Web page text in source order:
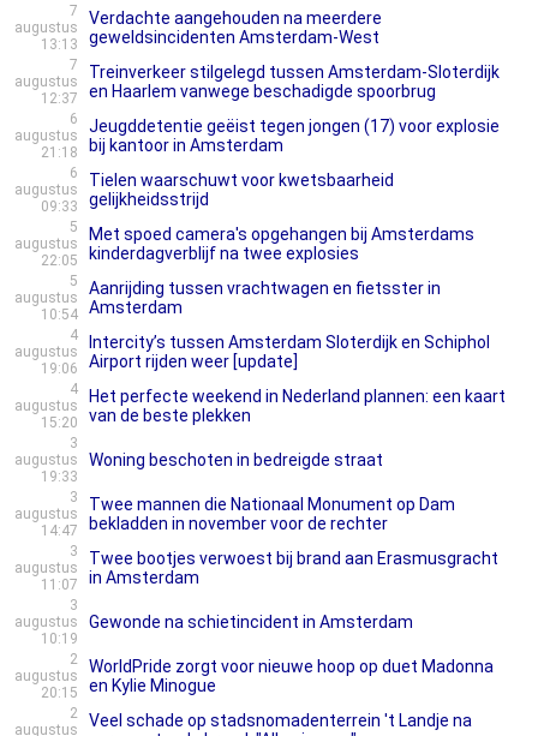
7
augustus
13:13
Verdachte aangehouden na meerdere
geweldsincidenten Amsterdam-West
7
augustus
12:37
Treinverkeer stilgelegd tussen Amsterdam-Sloterdijk
en Haarlem vanwege beschadigde spoorbrug
6
augustus
21:18
Jeugddetentie geëist tegen jongen (17) voor explosie
bij kantoor in Amsterdam
6
augustus
09:33
Tielen waarschuwt voor kwetsbaarheid
gelijkheidsstrijd
5
augustus
22:05
Met spoed camera's opgehangen bij Amsterdams
kinderdagverblijf na twee explosies
5
augustus
10:54
Aanrijding tussen vrachtwagen en fietsster in
Amsterdam
4
augustus
19:06
Intercity’s tussen Amsterdam Sloterdijk en Schiphol
Airport rijden weer [update]
4
augustus
15:20
Het perfecte weekend in Nederland plannen: een kaart
van de beste plekken
3
augustus
19:33
Woning beschoten in bedreigde straat
3
augustus
14:47
Twee mannen die Nationaal Monument op Dam
bekladden in november voor de rechter
3
augustus
11:07
Twee bootjes verwoest bij brand aan Erasmusgracht
in Amsterdam
3
augustus
10:19
Gewonde na schietincident in Amsterdam
2
augustus
20:15
WorldPride zorgt voor nieuwe hoop op duet Madonna
en Kylie Minogue
2
augustus
Veel schade op stadsnomadenterrein 't Landje na